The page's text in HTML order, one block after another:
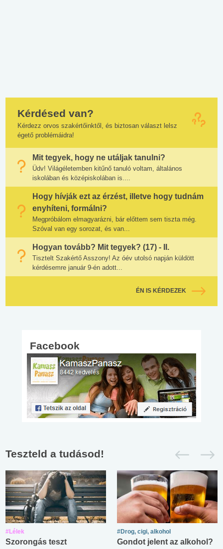
Kérdésed van?
Kérdezz orvos szakértőinktől, és biztosan választ lelsz
égető problémáidra!
Mit tegyek, hogy ne utáljak tanulni?
Üdv! Világéletemben kitűnő tanuló voltam, általános
iskolában és középiskolában is....
Hogy hívják ezt az érzést, illetve hogy tudnám
enyhíteni, formálni?
Megpróbálom elmagyarázni, bár előttem sem tiszta még.
Szóval van egy sorozat, és van...
Hogyan tovább? Mit tegyek? (17) - II.
Tisztelt Szakértő Asszony! Az óév utolsó napján küldött
kérdésemre január 9-én adott...
ÉN IS KÉRDEZEK
Facebook
Teszteld a tudásod!
#Lélek
Szorongás teszt
#Drog, cigi, alkohol
Gondot jelent az alkohol?